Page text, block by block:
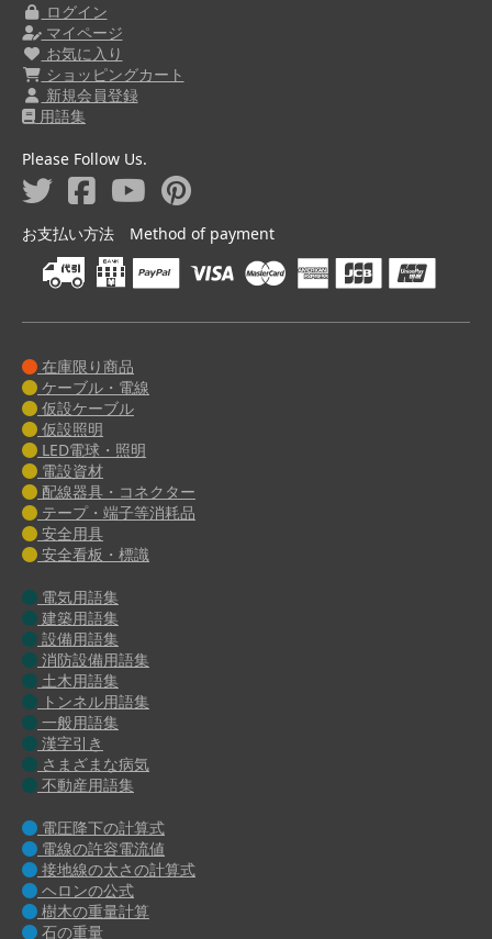
ログイン
マイページ
お気に入り
ショッピングカート
新規会員登録
用語集
Please Follow Us.
お支払い方法 Method of payment
在庫限り商品
ケーブル・電線
仮設ケーブル
仮設照明
LED電球・照明
電設資材
配線器具・コネクター
テープ・端子等消耗品
安全用具
安全看板・標識
電気用語集
建築用語集
設備用語集
消防設備用語集
土木用語集
トンネル用語集
一般用語集
漢字引き
さまざまな病気
不動産用語集
電圧降下の計算式
電線の許容電流値
接地線の太さの計算式
ヘロンの公式
樹木の重量計算
石の重量